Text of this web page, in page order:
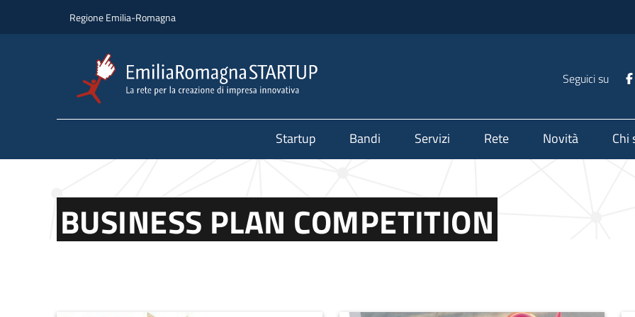
Regione Emilia-Romagna
Seguici su
Startup Bandi Servizi Rete Novità Chi
BUSINESS PLAN COMPETITION